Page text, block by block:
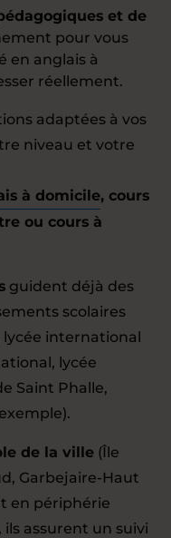
et de
pour vous
en anglais à
réellement.
adaptées à vos
niveau et votre
à domicile, cours
ou cours à
guident déjà des
scolaires
lycée international
lycée
Saint Phalle,
de la ville (Île
Garbejaire-Haut
en périphérie
ils assurent un suivi